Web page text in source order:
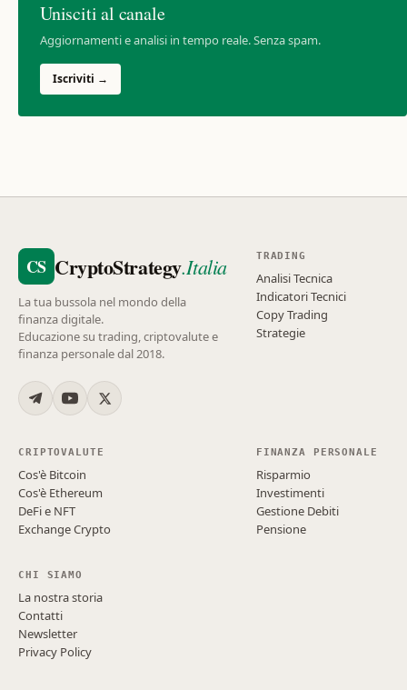
Unisciti al canale
Aggiornamenti e analisi in tempo reale. Senza spam.
Iscriviti →
CS CryptoStrategy.Italia
La tua bussola nel mondo della
finanza digitale.
Educazione su trading, criptovalute e
finanza personale dal 2018.
TRADING
Analisi Tecnica
Indicatori Tecnici
Copy Trading
Strategie
CRIPTOVALUTE
Cos'è Bitcoin
Cos'è Ethereum
DeFi e NFT
Exchange Crypto
FINANZA PERSONALE
Risparmio
Investimenti
Gestione Debiti
Pensione
CHI SIAMO
La nostra storia
Contatti
Newsletter
Privacy Policy